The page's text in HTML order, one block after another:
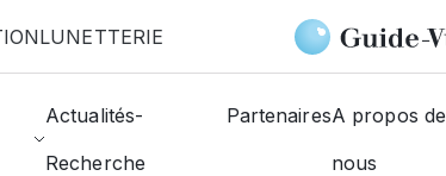
LUNETTERIE
Actualités-
Recherche
PartenairesA propos de
nous
Medard-En-Jalles Rigaux Hélène